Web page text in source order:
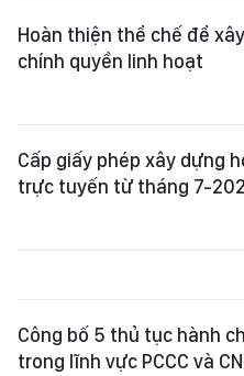
Hoàn thiện thể chế để
chính quyền linh hoạt
Cấp giấy phép xây dựng
trực tuyến từ tháng 7-
Công bố 5 thủ tục hành
trong lĩnh vực PCCC và